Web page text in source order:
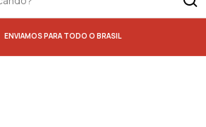
ENVIAMOS PARA TODO O BRASIL